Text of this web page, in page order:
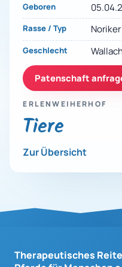
Geboren
Rasse / Typ Noriker
Geschlecht
Patenschaft
ERLENWEIHERHOF
Tiere
Zur Übersicht
Therapeutisches